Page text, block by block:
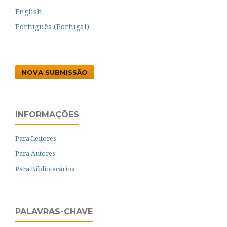
English
Português (Portugal)
NOVA SUBMISSÃO
INFORMAÇÕES
Para Leitores
Para Autores
Para Bibliotecários
PALAVRAS-CHAVE